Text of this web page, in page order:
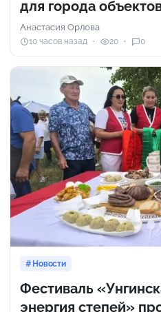
для города
Анастасия Орлова
10 часов назад 20 0
Новости
Фестиваль
энергия степей»